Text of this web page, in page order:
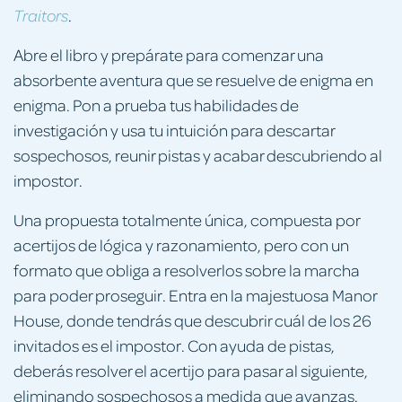
Traitors.
Abre el libro y prepárate para comenzar una
absorbente aventura que se resuelve de enigma en
enigma. Pon a prueba tus habilidades de
investigación y usa tu intuición para descartar
sospechosos, reunir pistas y acabar descubriendo al
impostor.
Una propuesta totalmente única, compuesta por
acertijos de lógica y razonamiento, pero con un
formato que obliga a resolverlos sobre la marcha
para poder proseguir. Entra en la majestuosa Manor
House, donde tendrás que descubrir cuál de los 26
invitados es el impostor. Con ayuda de pistas,
deberás resolver el acertijo para pasar al siguiente,
eliminando sospechosos a medida que avanzas.